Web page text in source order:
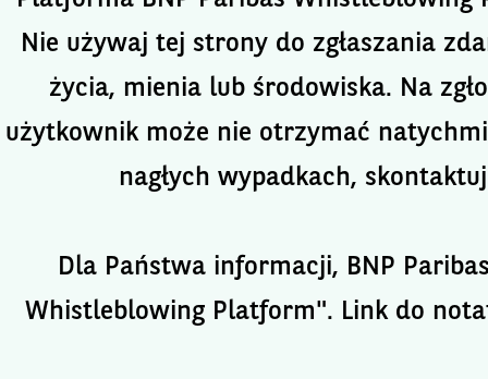
Nie używaj tej strony do zgłaszania
życia, mienia lub środowiska. Na
użytkownik może nie otrzymać
nagłych wypadkach,
Dla Państwa informacji, BNP
Whistleblowing Platform". Link do